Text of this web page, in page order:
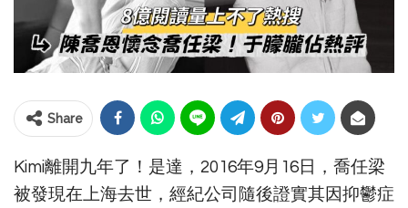
Share
Kimi離開九年了！是達，2016年9月16日，喬任梁
被發現在上海去世，經紀公司隨後證實其因抑鬱症